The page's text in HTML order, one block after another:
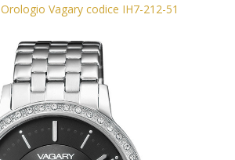
Orologio Vagary codice IH7-212-51